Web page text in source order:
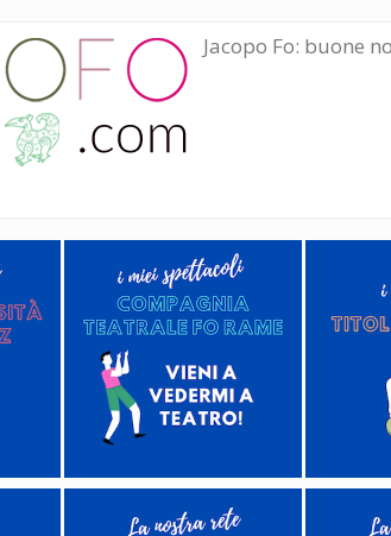
Jacopo Fo: buone